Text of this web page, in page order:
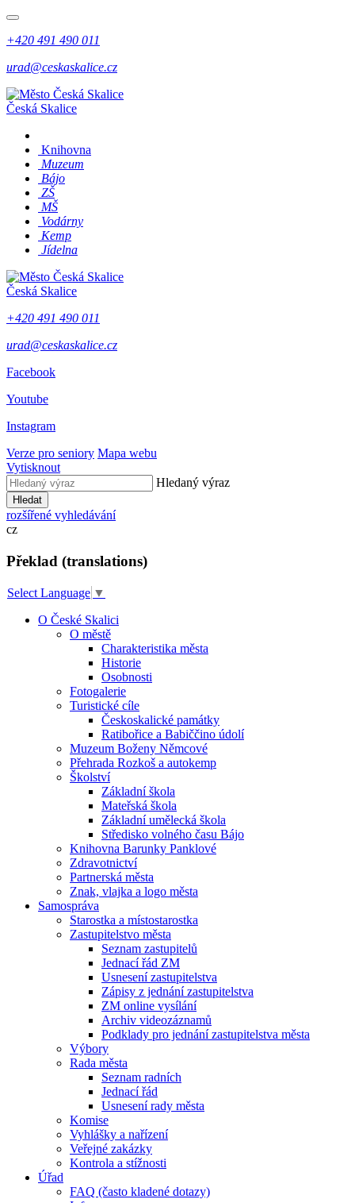
+420 491 490 011
urad@ceskaskalice.cz
Česká Skalice
Knihovna
Muzeum
Bájo
ZŠ
MŠ
Vodárny
Kemp
Jídelna
Česká Skalice
+420 491 490 011
urad@ceskaskalice.cz
Facebook
Youtube
Instagram
Verze pro seniory Mapa webu
Vytisknout
Hledaný výraz
Hledat
rozšířené vyhledávání
cz
Překlad (translations)
Select Language ▼
O České Skalici
O městě
Charakteristika města
Historie
Osobnosti
Fotogalerie
Turistické cíle
Českoskalické památky
Ratibořice a Babiččino údolí
Muzeum Boženy Němcové
Přehrada Rozkoš a autokemp
Školství
Základní škola
Mateřská škola
Základní umělecká škola
Středisko volného času Bájo
Knihovna Barunky Panklové
Zdravotnictví
Partnerská města
Znak, vlajka a logo města
Samospráva
Starostka a místostarostka
Zastupitelstvo města
Seznam zastupitelů
Jednací řád ZM
Usnesení zastupitelstva
Zápisy z jednání zastupitelstva
ZM online vysílání
Archiv videozáznamů
Podklady pro jednání zastupitelstva města
Výbory
Rada města
Seznam radních
Jednací řád
Usnesení rady města
Komise
Vyhlášky a nařízení
Veřejné zakázky
Kontrola a stížnosti
Úřad
FAQ (často kladené dotazy)